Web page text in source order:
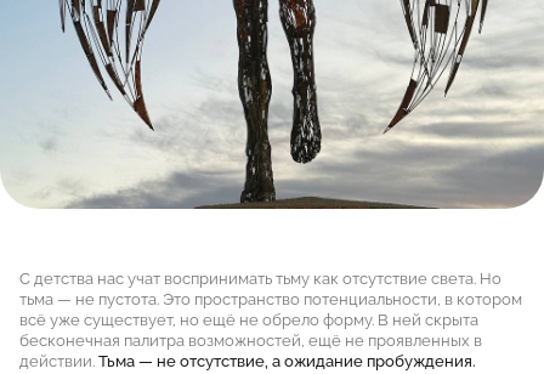
С детства нас учат воспринимать тьму как отсутствие света. Но
тьма — не пустота. Это пространство потенциальности, в котором
всё уже существует, но ещё не обрело форму. В ней скрыта
бесконечная палитра возможностей, ещё не проявленных в
действии.Тьма — не отсутствие, а ожидание пробуждения.